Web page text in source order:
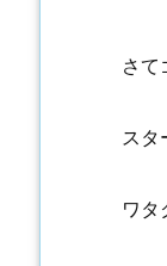
さて
スタ
ワタ